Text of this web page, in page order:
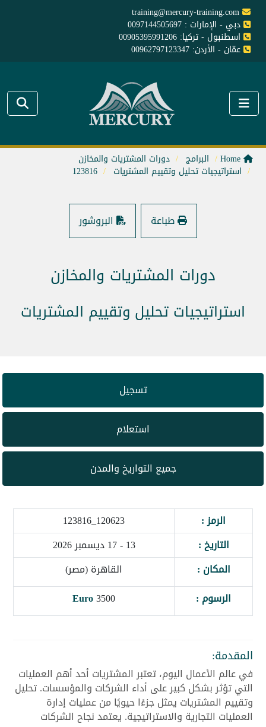
training@mercury-training.com
دبي - الإمارات : 0097144505697
اسطنبول - تركيا: 00905395991206
عمّان - الأردن: 00962797123347
البرامج دورات المشتريات والمخازن
استراتيجيات تحليل وتقييم المشتريات 123816
طباعة البروشور
دورات المشتريات والمخازن
استراتيجيات تحليل وتقييم المشتريات
تسجيل
استعلام
جميع التواريخ والمدن
الرمز :
120623_123816
التاريخ :
13 - 17 ديسمبر 2026
المكان :
القاهرة (مصر)
الرسوم :
3500
Euro
المقدمة:
في عالم الأعمال اليوم، تعتبر المشتريات أحد أهم العمليات
التي تؤثر بشكل كبير على أداء الشركات والمؤسسات. تحليل
وتقييم المشتريات يمثل جزءًا حيويًا من عمليات إدارة
العمليات التجارية والاستراتيجية. يعتمد نجاح الشركات